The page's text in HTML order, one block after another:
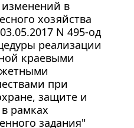
в
хозяйства
N 495-од
реализации
краевыми
при
защите и
рамках
задания"